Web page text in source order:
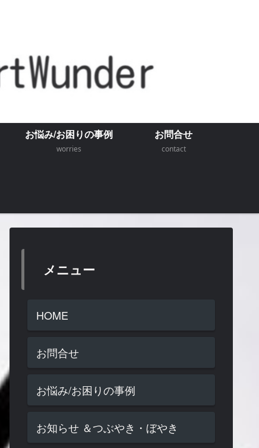
お悩み/お困りの事例
worries
お問合せ
contact
メニュー
HOME
お問合せ
お悩み/お困りの事例
お知らせ ＆つぶやき・ぼやき